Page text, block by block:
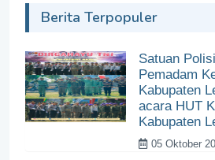
Berita Terpopuler
Satuan
Pemadam
Kabupaten
acara HUT
Kabupaten
05 Oktober